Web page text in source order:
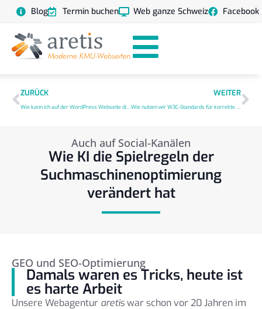
Blog Termin buchen Web ganze Schweiz Facebook
ZURÜCK
Wie kann ich auf der WordPress Webseite die Conversions verbessern?
WEITER
Wie nutzen wir W3C-Standards für korrekte Programmierung?
Auch auf Social-Kanälen
Wie KI die Spielregeln der
Suchmaschinenoptimierung
verändert hat
GEO und SEO-Optimierung
Damals waren es Tricks, heute ist
es harte Arbeit
Unsere Webagentur aretiswar schon vor 20 Jahren im